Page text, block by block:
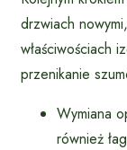
drzwiach
właściwościach
przenikanie
Wymiana
również